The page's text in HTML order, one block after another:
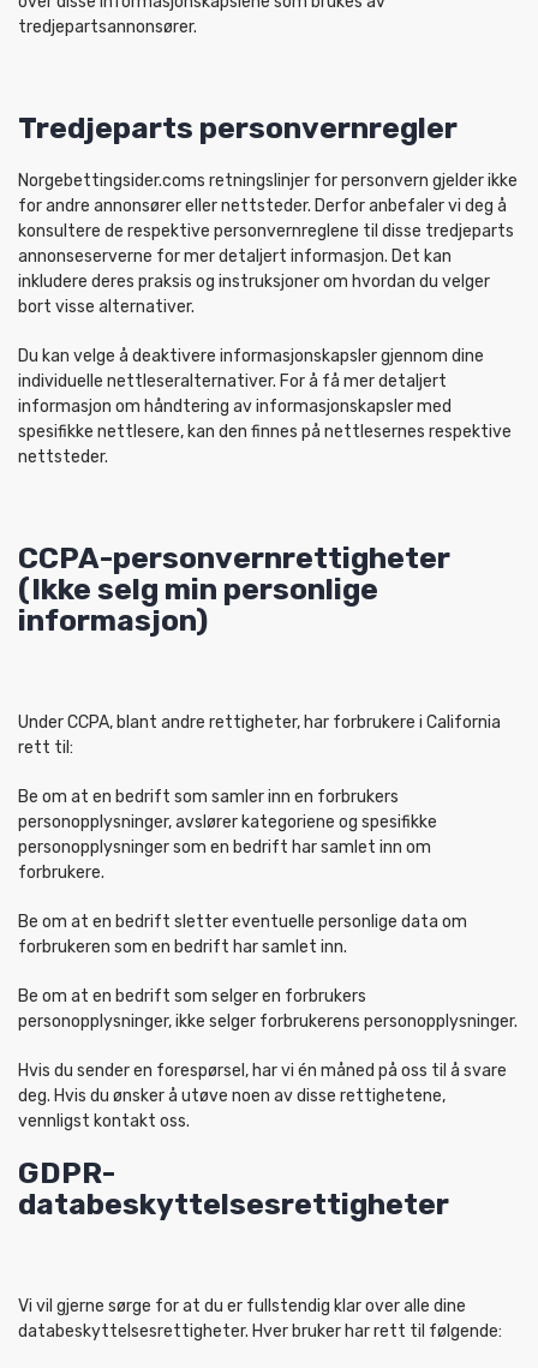
tredjepartsannonsører.
Tredjeparts personvernregler
Norgebettingsider.coms retningslinjer for personvern gjelder ikke
for andre annonsører eller nettsteder. Derfor anbefaler vi deg å
konsultere de respektive personvernreglene til disse tredjeparts
annonseserverne for mer detaljert informasjon. Det kan
inkludere deres praksis og instruksjoner om hvordan du velger
bort visse alternativer.
Du kan velge å deaktivere informasjonskapsler gjennom dine
individuelle nettleseralternativer. For å få mer detaljert
informasjon om håndtering av informasjonskapsler med
spesifikke nettlesere, kan den finnes på nettlesernes respektive
nettsteder.
CCPA-personvernrettigheter
(Ikke selg min personlige
informasjon)
Under CCPA, blant andre rettigheter, har forbrukere i California
rett til:
Be om at en bedrift som samler inn en forbrukers
personopplysninger, avslører kategoriene og spesifikke
personopplysninger som en bedrift har samlet inn om
forbrukere.
Be om at en bedrift sletter eventuelle personlige data om
forbrukeren som en bedrift har samlet inn.
Be om at en bedrift som selger en forbrukers
personopplysninger, ikke selger forbrukerens personopplysninger.
Hvis du sender en forespørsel, har vi én måned på oss til å svare
deg. Hvis du ønsker å utøve noen av disse rettighetene,
vennligst kontakt oss.
GDPR-
databeskyttelsesrettigheter
Vi vil gjerne sørge for at du er fullstendig klar over alle dine
databeskyttelsesrettigheter. Hver bruker har rett til følgende: